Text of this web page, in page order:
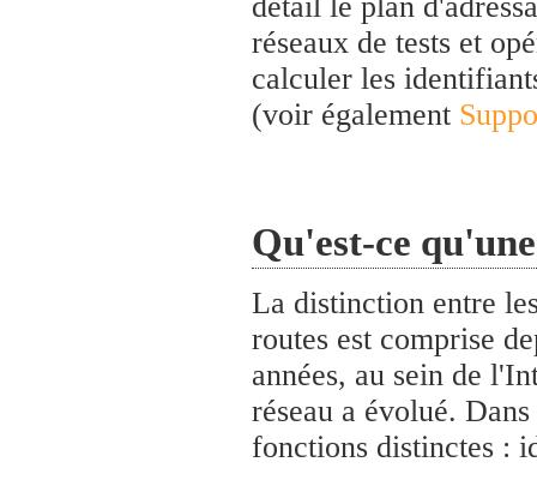
réseaux de tests et
calculer les
(voir également
Qu'est-ce
La distinction entre
routes est comprise
années, au sein de
réseau a évolué.
fonctions distinctes :